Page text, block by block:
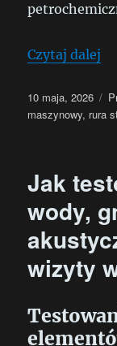
Czytaj dalej
Data
publikacji
10 maja, 2026
maszynowy, rura
Jak
wody,
wizyty